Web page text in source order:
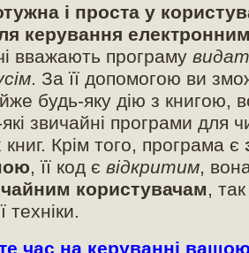
і проста у
керування
вважають програму
. За її допомогою ви
будь-яку дію з книгою,
звичайні програми для
Крім того, програма є
, її код є відкритим,
користувачам,
техніки.
час на керуванні